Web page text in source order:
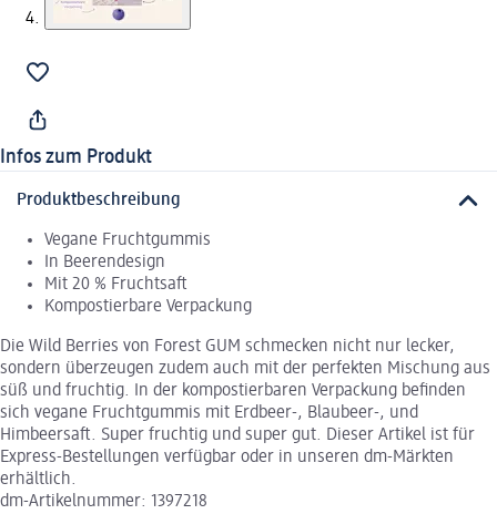
Infos zum Produkt
Produktbeschreibung
Vegane Fruchtgummis
In Beerendesign
Mit 20 % Fruchtsaft
Kompostierbare Verpackung
Die Wild Berries von Forest GUM schmecken nicht nur lecker,
sondern überzeugen zudem auch mit der perfekten Mischung aus
süß und fruchtig. In der kompostierbaren Verpackung befinden
sich vegane Fruchtgummis mit Erdbeer-, Blaubeer-, und
Himbeersaft. Super fruchtig und super gut. Dieser Artikel ist für
Express-Bestellungen verfügbar oder in unseren dm-Märkten
erhältlich.
dm-Artikelnummer: 1397218